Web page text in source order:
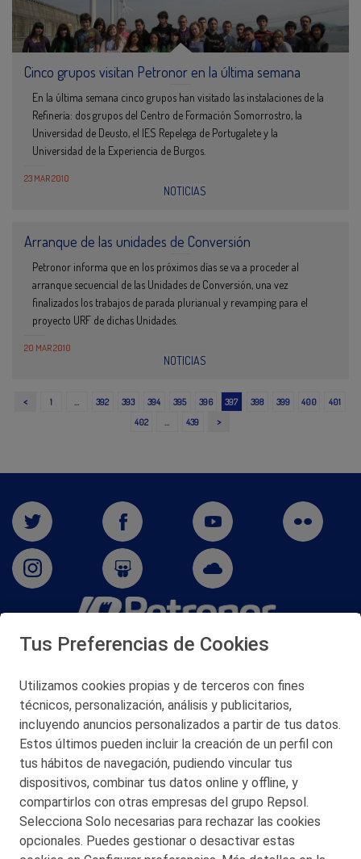
Cinco grupos visitan Petronor en la última semana
En la última semana cinco grupos han visitado las instalaciones de la
Refinería: dos grupos del Centro de Formación Somorrostro, la
Universidad de Deusto, el IES Repelega de Portugalete y la
Universidad de la Experiencia de Burgos.
23 MAR 2010
NOTICIAS
Arranque de las unidades de Conversión
Petronor informa que en los próximos días se va a proceder al
arranque secuencial de las Unidades de Conversión, una vez
finalizados los trabajos de parada plurianual y revamping para el
proyecto URF de dichas Unidades.
20 MAR 2010
NOTICIAS
< 1 … 392 393 394 395 396 397 398 399 400
401
402
… 439 >
San Martín 5-Edificio Muñatones,
© 2026 Petronor S.A.
CONTACTO
MAPA WEB
Tus Preferencias de Cookies
Utilizamos cookies propias y de terceros con fines
técnicos, personalización, análisis y publicitarios,
incluyendo anuncios personalizados a partir de tus datos.
Estos últimos pueden incluir la creación de un perfil con
tus hábitos de navegación, pudiendo vincular tus
dispositivos, combinar tus datos online y offline, y
compartirlos con otras empresas del grupo Repsol.
Selecciona Solo necesarias para rechazar las cookies
opcionales. Puedes gestionar o desactivar estas